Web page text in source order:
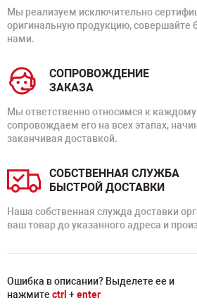
Мы реализуем исключительно
оригинальную продукцию, совершайте
нами.
СОПРОВОЖДЕНИЕ
ЗАКАЗА
Мы ответственно относимся к каждому
сопровождаем его на всех этапах,
заканчивая доставкой.
СОБСТВЕННАЯ СЛУЖБА
БЫСТРОЙ ДОСТАВКИ
Наша собственная служда доставки
ваш товар до указанного адреса и
Ошибка в описании? Выделете ее и
нажмите ctrl +enter